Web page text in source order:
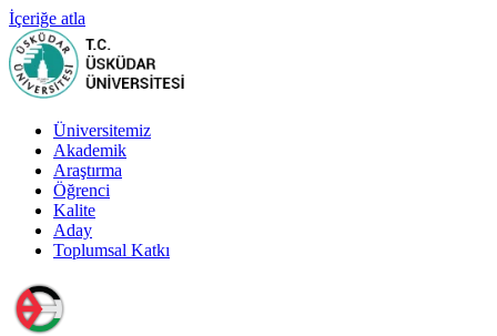
İçeriğe atla
Üniversitemiz
Akademik
Araştırma
Öğrenci
Kalite
Aday
Toplumsal Katkı